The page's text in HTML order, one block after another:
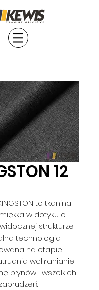
12
to tkanina
w dotyku o
strukturze.
technologia
na etapie
wchłanianie
płynów i wszelkich